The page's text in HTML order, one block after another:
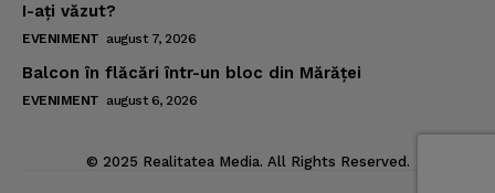
I-aţi văzut?
EVENIMENT august 7, 2026
Balcon în flăcări într-un bloc din Mărăţei
EVENIMENT august 6, 2026
© 2025 Realitatea Media. All Rights Reserved.